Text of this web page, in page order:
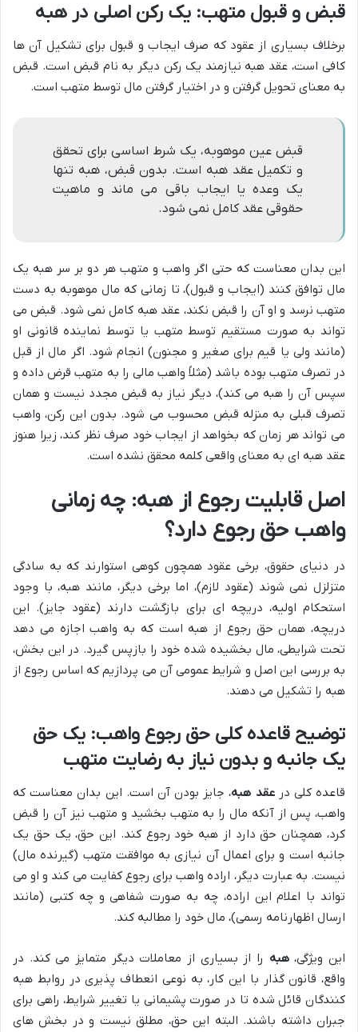
قبض و قبول متهب: یک رکن اصلی در هبه
برخلاف بسیاری از عقود که صرف ایجاب و قبول برای تشکیل آن ها
کافی است، عقد هبه نیازمند یک رکن دیگر به نام قبض است. قبض
به معنای تحویل گرفتن و در اختیار گرفتن مال توسط متهب است.
قبض عین موهوبه، یک شرط اساسی برای تحقق
و تکمیل عقد هبه است. بدون قبض، هبه تنها
یک وعده یا ایجاب باقی می ماند و ماهیت
حقوقی عقد کامل نمی شود.
این بدان معناست که حتی اگر واهب و متهب هر دو بر سر هبه یک
مال توافق کنند (ایجاب و قبول)، تا زمانی که مال موهوبه به دست
متهب نرسد و او آن را قبض نکند، عقد هبه کامل نمی شود. قبض می
تواند به صورت مستقیم توسط متهب یا توسط نماینده قانونی او
(مانند ولی یا قیم برای صغیر و مجنون) انجام شود. اگر مال از قبل
در تصرف متهب بوده باشد (مثلاً واهب مالی را به متهب قرض داده و
سپس آن را هبه می کند)، دیگر نیاز به قبض مجدد نیست و همان
تصرف قبلی به منزله قبض محسوب می شود. بدون این رکن، واهب
می تواند هر زمان که بخواهد از ایجاب خود صرف نظر کند، زیرا هنوز
عقد هبه ای به معنای واقعی کلمه محقق نشده است.
اصل قابلیت رجوع از هبه: چه زمانی
واهب حق رجوع دارد؟
در دنیای حقوق، برخی عقود همچون کوهی استوارند که به سادگی
متزلزل نمی شوند (عقود لازم)، اما برخی دیگر، مانند هبه، با وجود
استحکام اولیه، دریچه ای برای بازگشت دارند (عقود جایز). این
دریچه، همان حق رجوع از هبه است که به واهب اجازه می دهد
تحت شرایطی، مال بخشیده شده خود را بازپس گیرد. در این بخش،
به بررسی این اصل و شرایط عمومی آن می پردازیم که اساس رجوع از
هبه را تشکیل می دهند.
توضیح قاعده کلی حق رجوع واهب: یک حق
یک جانبه و بدون نیاز به رضایت متهب
قاعده کلی درعقد هبه، جایز بودن آن است. این بدان معناست که
واهب، پس از آنکه مال را به متهب بخشید و متهب نیز آن را قبض
کرد، همچنان حق دارد از هبه خود رجوع کند. این حق، یک حق یک
جانبه است و برای اعمال آن نیازی به موافقت متهب (گیرنده مال)
نیست. به عبارت دیگر، اراده واهب برای رجوع کفایت می کند و او می
تواند با اعلام این اراده، چه به صورت شفاهی و چه کتبی (مانند
ارسال اظهارنامه رسمی)، مال خود را مطالبه کند.
این ویژگی،هبه را از بسیاری از معاملات دیگر متمایز می کند. در
واقع، قانون گذار با این کار، به نوعی انعطاف پذیری در روابط هبه
کنندگان قائل شده تا در صورت پشیمانی یا تغییر شرایط، راهی برای
جبران داشته باشند. البته این حق، مطلق نیست و در بخش های